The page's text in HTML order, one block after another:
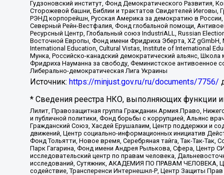
Гудзоновский институт, Фонд Демократического Развития,
Сторожевой башни, Библии и трактатов Свидетелей Иеговы,
РЭНД корпорейшн, Русская Америка за демократию в
Северный Рейн-Вестфалия, Фонд глобальной помощи,
Ресурсный Центр, Глобальный союз IndustriALL, Russian
Восточной Европы, Фонд имени Фридриха Эберта, XZ
International Education, Cultural Vistas, Institute of International
Мунка, Российско-канадский демократический альянс,
Фридриха Науманна за свободу, Феминистское антивоенное
Либерально-демократическая Лига Украины
Источник: https://minjust.gov.ru/ru/documents/7756/
* Сведения реестра НКО, выполняющих функции
Лилит, Правозащитная группа Гражданин.Армия.Право,
и публичной политики, Фонд борьбы с коррупцией, Альянс
Гражданский Союз, Хасдей Ерушалаим, Центр поддержки и
движений, Центр социально-информационных инициатив
Фонд Тольятти, Новое время, Серебряная тайга, Так-Так-
Парк Гагарина, Фонд имени Андрея Рылькова, Сфера, Центр
исследовательский центр по правам человека,
исследований, Сутяжник, АКАДЕМИЯ ПО ПРАВАМ ЧЕЛОВЕКА,
содействие, Трансперенси Интернешнл-Р, Центр Защиты